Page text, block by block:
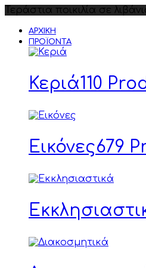
Τεράστια ποικιλία σε
ΑΡΧΙΚΉ
ΠΡΟΪΌΝΤΑ
Κεριά110
Εικόνες679